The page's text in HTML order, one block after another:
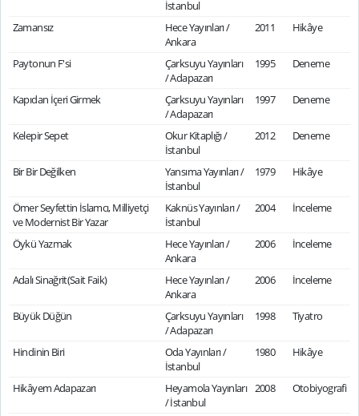
İstanbul
Zamansız
Hece Yayınları /
Ankara
2011 Hikâye
Paytonun F'si
Çarksuyu Yayınları
/ Adapazarı
1995 Deneme
Kapıdan İçeri Girmek
Çarksuyu Yayınları
/ Adapazarı
1997 Deneme
Kelepir Sepet
Okur Kitaplığı /
İstanbul
2012 Deneme
Bir Bir Değilken
Yansıma Yayınları /
İstanbul
1979 Hikâye
Ömer Seyfettin İslamcı, Milliyetçi
ve Modernist Bir Yazar
Kaknüs Yayınları /
İstanbul
2004 İnceleme
Öykü Yazmak
Hece Yayınları /
Ankara
2006 İnceleme
Adalı Sinağrit(Sait Faik)
Hece Yayınları /
Ankara
2006 İnceleme
Büyük Düğün
Çarksuyu Yayınları
/ Adapazarı
1998 Tiyatro
Hindinin Biri
Oda Yayınları /
İstanbul
1980 Hikâye
Hikâyem Adapazarı
Heyamola Yayınları
/ İstanbul
2008 Otobiyografi